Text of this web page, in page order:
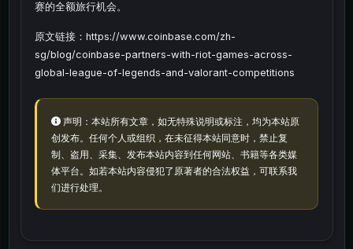
赛的全额旅行机会。
原文链接：https://www.coinbase.com/zh-
sg/blog/coinbase-partners-with-riot-games-across-
global-league-of-legends-and-valorant-competitions
声明：本站所有文章，如无特殊说明或标注，均为本站原
创发布。任何个人或组织，在未征得本站同意时，禁止复
制、盗用、采集、发布本站内容到任何网站、书籍等各类媒
体平台。如若本站内容侵犯了原著者的合法权益，可联系我
们进行处理。